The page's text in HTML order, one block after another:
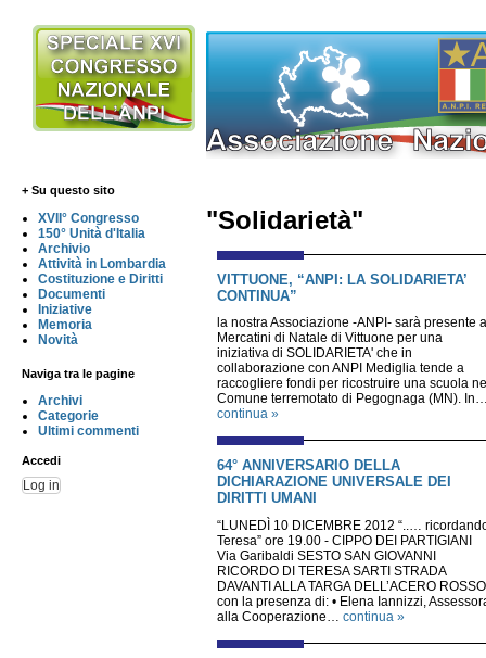
+ Su questo sito
XVII° Congresso
150° Unità d'Italia
Archivio
Attività in Lombardia
Costituzione e Diritti
Documenti
Iniziative
Memoria
Novità
Naviga tra le pagine
Archivi
Categorie
Ultimi commenti
Accedi
Log in
"Solidarietà"
VITTUONE, “ANPI: LA SOLIDARIETA’
CONTINUA”
la nostra Associazione -ANPI- sarà presente
Mercatini di Natale di Vittuone per una
iniziativa di SOLIDARIETA' che in
collaborazione con ANPI Mediglia tende a
raccogliere fondi per ricostruire una scuola
Comune terremotato di Pegognaga (MN).
continua »
64° ANNIVERSARIO DELLA
DICHIARAZIONE UNIVERSALE DEI
DIRITTI UMANI
“LUNEDÌ 10 DICEMBRE 2012 “..…
Teresa” ore 19.00 - CIPPO DEI PARTIGIANI
Via Garibaldi SESTO SAN GIOVANNI
RICORDO DI TERESA SARTI STRADA
DAVANTI ALLA TARGA DELL’ACERO ROSSO
con la presenza di: • Elena Iannizzi,
alla Cooperazione… continua »